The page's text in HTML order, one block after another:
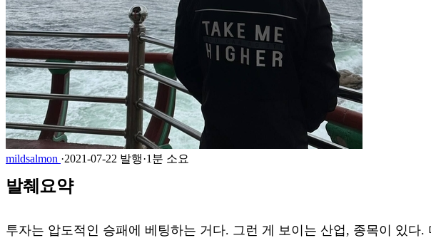
mildsalmon ·2021-07-22 발행·1분 소요
발췌요약
투자는 압도적인 승패에 베팅하는 거다. 그런 게 보이는 산업, 종목이 있